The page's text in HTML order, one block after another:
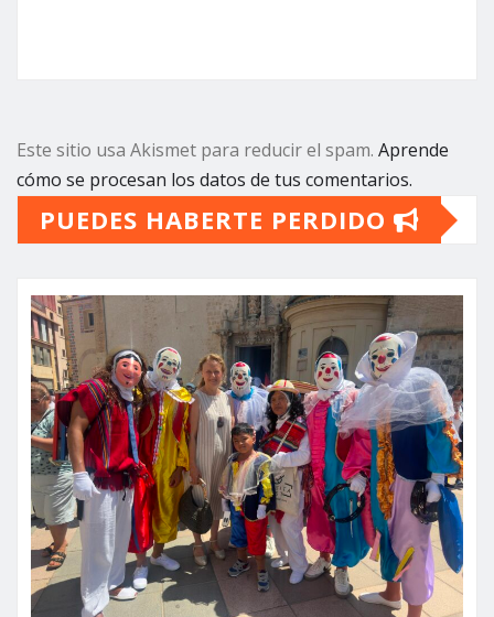
Este sitio usa Akismet para reducir el spam. Aprende
cómo se procesan los datos de tus comentarios.
PUEDES HABERTE PERDIDO